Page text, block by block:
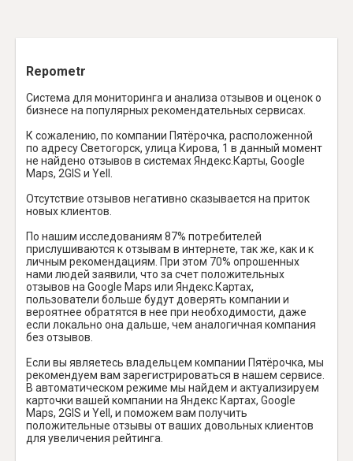
Repometr
Система для мониторинга и анализа отзывов и оценок о
бизнесе на популярных рекомендательных сервисах.
К сожалению, по компании Пятёрочка, расположенной
по адресу Светогорск, улица Кирова, 1 в данный момент
не найдено отзывов в системах Яндекс.Карты, Google
Maps, 2GIS и Yell.
Отсутствие отзывов негативно сказывается на приток
новых клиентов.
По нашим исследованиям 87% потребителей
прислушиваются к отзывам в интернете, так же, как и к
личным рекомендациям. При этом 70% опрошенных
нами людей заявили, что за счет положительных
отзывов на Google Maps или Яндекс.Картах,
пользователи больше будут доверять компании и
вероятнее обратятся в нее при необходимости, даже
если локально она дальше, чем аналогичная компания
без отзывов.
Если вы являетесь владельцем компании Пятёрочка, мы
рекомендуем вам зарегистрироваться в нашем сервисе.
В автоматическом режиме мы найдем и актуализируем
карточки вашей компании на Яндекс Картах, Google
Maps, 2GIS и Yell, и поможем вам получить
положительные отзывы от ваших довольных клиентов
для увеличения рейтинга.